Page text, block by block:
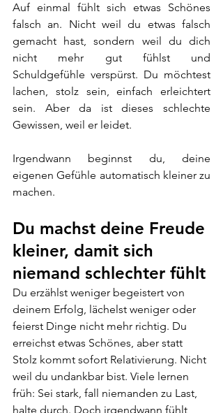
Auf einmal fühlt sich etwas Schönes
falsch an. Nicht weil du etwas falsch
gemacht hast, sondern weil du dich
nicht mehr gut fühlst und
Schuldgefühle verspürst. Du möchtest
lachen, stolz sein, einfach erleichtert
sein. Aber da ist dieses schlechte
Gewissen, weil er leidet.
Irgendwann beginnst du, deine
eigenen Gefühle automatisch kleiner zu
machen.
Du machst deine Freude
kleiner, damit sich
niemand schlechter fühlt
Du erzählst weniger begeistert von
deinem Erfolg, lächelst weniger oder
feierst Dinge nicht mehr richtig. Du
erreichst etwas Schönes, aber statt
Stolz kommt sofort Relativierung. Nicht
weil du undankbar bist. Viele lernen
früh: Sei stark, fall niemanden zu Last,
halte durch. Doch irgendwann fühlt